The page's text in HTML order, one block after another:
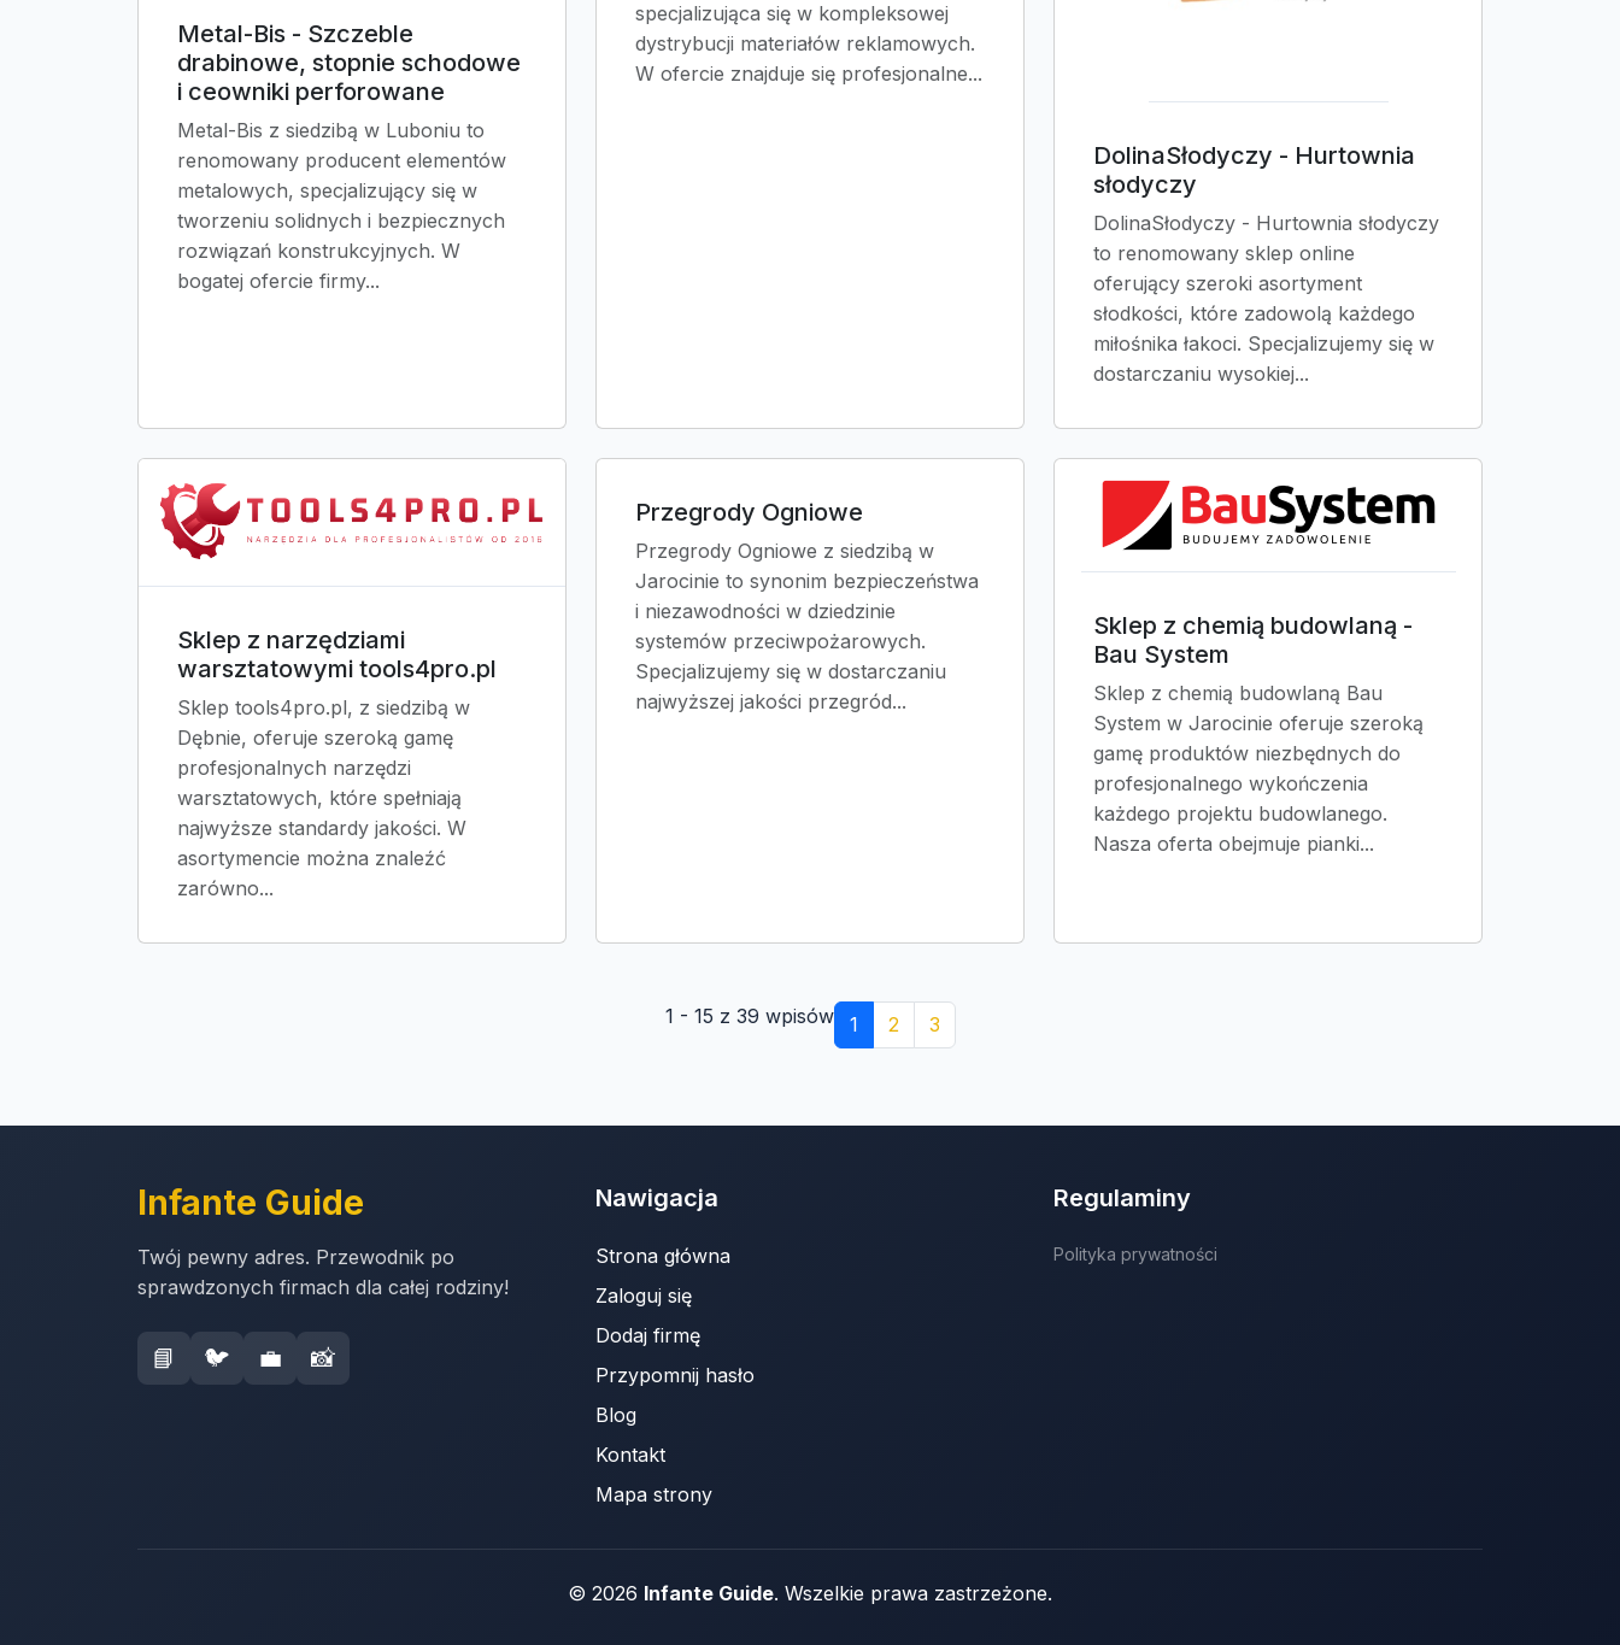
Metal-Bis - Szczeble
drabinowe, stopnie schodowe
i ceowniki perforowane
Metal-Bis z siedzibą w Luboniu to
renomowany producent elementów
metalowych, specjalizujący się w
tworzeniu solidnych i bezpiecznych
rozwiązań konstrukcyjnych. W
bogatej ofercie firmy...
specjalizująca się w kompleksowej
dystrybucji materiałów reklamowych.
W ofercie znajduje się profesjonalne...
DolinaSłodyczy - Hurtownia
słodyczy
DolinaSłodyczy - Hurtownia słodyczy
to renomowany sklep online
oferujący szeroki asortyment
słodkości, które zadowolą każdego
miłośnika łakoci. Specjalizujemy się w
dostarczaniu wysokiej...
Sklep z narzędziami
warsztatowymi tools4pro.pl
Sklep tools4pro.pl, z siedzibą w
Dębnie, oferuje szeroką gamę
profesjonalnych narzędzi
warsztatowych, które spełniają
najwyższe standardy jakości. W
asortymencie można znaleźć
zarówno...
Przegrody Ogniowe
Przegrody Ogniowe z siedzibą w
Jarocinie to synonim bezpieczeństwa
i niezawodności w dziedzinie
systemów przeciwpożarowych.
Specjalizujemy się w dostarczaniu
najwyższej jakości przegród...
Sklep z chemią budowlaną -
Bau System
Sklep z chemią budowlaną Bau
System w Jarocinie oferuje szeroką
gamę produktów niezbędnych do
profesjonalnego wykończenia
każdego projektu budowlanego.
Nasza oferta obejmuje pianki...
1 - 15 z 39 wpisów 1 2 3
Infante Guide
Twój pewny adres. Przewodnik po
sprawdzonych firmach dla całej rodziny!
📘 🐦 💼 📸
Nawigacja
Strona główna
Zaloguj się
Dodaj firmę
Przypomnij hasło
Blog
Kontakt
Mapa strony
Regulaminy
Polityka prywatności
© 2026 Infante Guide. Wszelkie prawa zastrzeżone.